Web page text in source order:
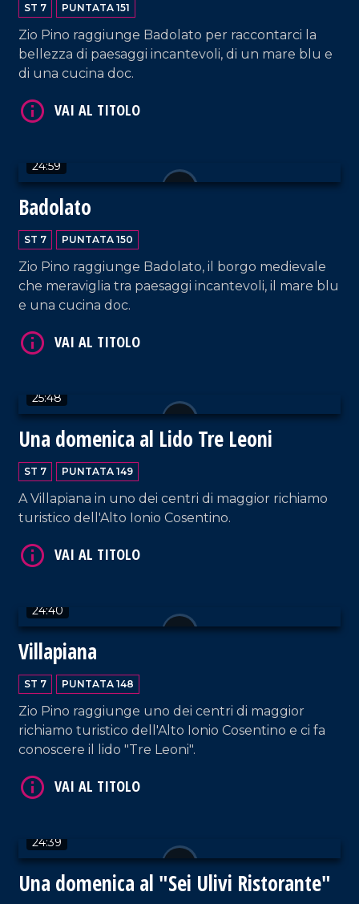
ST 7 PUNTATA 151
Zio Pino raggiunge Badolato per raccontarci la
bellezza di paesaggi incantevoli, di un mare blu e
di una cucina doc.
24:59
Badolato
ST 7 PUNTATA 150
Zio Pino raggiunge Badolato, il borgo medievale
che meraviglia tra paesaggi incantevoli, il mare blu
e una cucina doc.
25:48
Una domenica al Lido Tre Leoni
ST 7 PUNTATA 149
A Villapiana in uno dei centri di maggior richiamo
turistico dell'Alto Ionio Cosentino.
24:40
Villapiana
ST 7 PUNTATA 148
Zio Pino raggiunge uno dei centri di maggior
richiamo turistico dell'Alto Ionio Cosentino e ci fa
conoscere il lido "Tre Leoni".
24:39
Una domenica al "Sei Ulivi Ristorante"
VAI AL TITOLO
VAI AL TITOLO
VAI AL TITOLO